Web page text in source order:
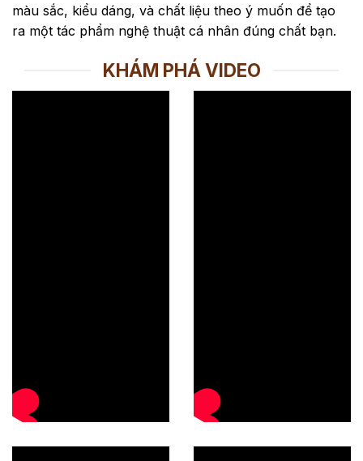
màu sắc, kiểu dáng, và chất liệu theo ý muốn để tạo
ra một tác phẩm nghệ thuật cá nhân đúng chất bạn.
KHÁM PHÁ VIDEO